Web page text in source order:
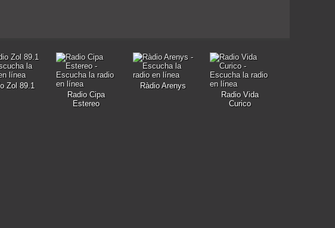
Zol 89.1
Radio Cipa
Estereo
Ràdio Arenys
Radio Vida
Curico